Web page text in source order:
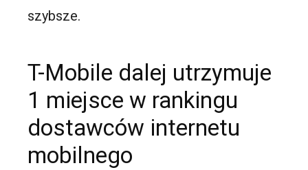
szybsze.
T-Mobile dalej utrzymuje
1 miejsce w rankingu
dostawców internetu
mobilnego